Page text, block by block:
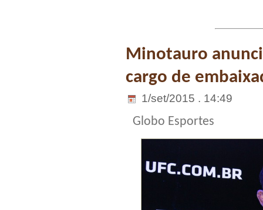
Minotauro
cargo de
1/set/2015 . 14:49
Globo Esportes